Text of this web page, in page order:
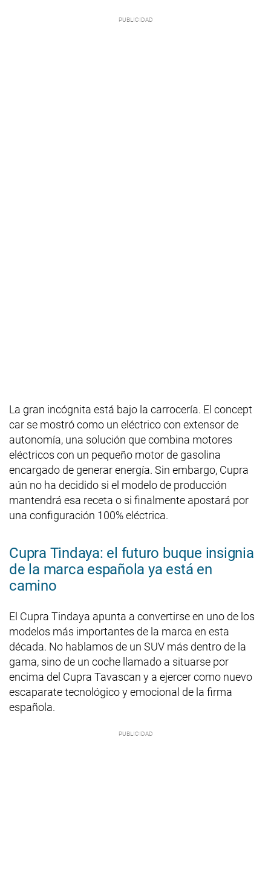
La gran incógnita está bajo la carrocería. El concept
car se mostró como un eléctrico con extensor de
autonomía, una solución que combina motores
eléctricos con un pequeño motor de gasolina
encargado de generar energía. Sin embargo, Cupra
aún no ha decidido si el modelo de producción
mantendrá esa receta o si finalmente apostará por
una configuración 100% eléctrica.
Cupra Tindaya: el futuro buque insignia
de la marca española ya está en
camino
El Cupra Tindaya apunta a convertirse en uno de los
modelos más importantes de la marca en esta
década. No hablamos de un SUV más dentro de la
gama, sino de un coche llamado a situarse por
encima del Cupra Tavascan y a ejercer como nuevo
escaparate tecnológico y emocional de la firma
española.